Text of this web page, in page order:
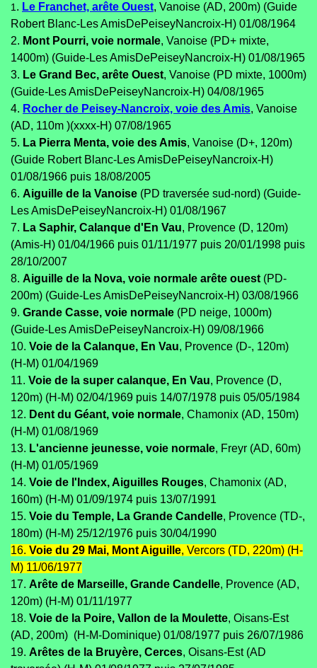
1 . Le Franchet, arête Ouest, Vanoise (AD, 200m) (Guide
Robert Blanc-Les AmisDePeiseyNancroix-H) 01/08/1964
2. Mont Pourri, voie normale, Vanoise (PD+ mixte,
1400m) (Guide-Les AmisDePeiseyNancroix-H) 01/08/1965
3. Le Grand Bec, arête Ouest, Vanoise (PD mixte, 1000m)
(Guide-Les AmisDePeiseyNancroix-H) 04/08/1965
4. Rocher de Peisey-Nancroix, voie des Amis, Vanoise
(AD, 110m )(xxxx-H) 07/08/1965
5. La Pierra Menta, voie des Amis, Vanoise (D+, 120m)
(Guide Robert Blanc-Les AmisDePeiseyNancroix-H)
01/08/1966 puis 18/08/2005
6. Aiguille de la Vanoise (PD traversée sud-nord) (Guide-
Les AmisDePeiseyNancroix-H) 01/08/1967
7. La Saphir, Calanque d'En Vau, Provence (D, 120m)
(Amis-H) 01/04/1966 puis 01/11/1977 puis 20/01/1998 puis
28/10/2007
8. Aiguille de la Nova, voie normale arête ouest (PD-
200m) (Guide-Les AmisDePeiseyNancroix-H) 03/08/1966
9. Grande Casse, voie normale (PD neige, 1000m)
(Guide-Les AmisDePeiseyNancroix-H) 09/08/1966
10. Voie de la Calanque, En Vau, Provence (D-, 120m)
(H-M) 01/04/1969
11. Voie de la super calanque, En Vau, Provence (D,
120m) (H-M) 02/04/1969 puis 14/07/1978 puis 05/05/1984
12. Dent du Géant, voie normale, Chamonix (AD, 150m)
(H-M) 01/08/1969
13. L'ancienne jeunesse, voie normale, Freyr (AD, 60m)
(H-M) 01/05/1969
14. Voie de l'Index, Aiguilles Rouges, Chamonix (AD,
160m) (H-M) 01/09/1974 puis 13/07/1991
15. Voie du Temple, La Grande Candelle, Provence (TD-,
180m) (H-M) 25/12/1976 puis 30/04/1990
16. Voie du 29 Mai, Mont Aiguille, Vercors (TD, 220m) (H-
M) 11/06/1977
17. Arête de Marseille, Grande Candelle, Provence (AD,
120m) (H-M) 01/11/1977
18. Voie de la Poire, Vallon de la Moulette, Oisans-Est
(AD, 200m) (H-M-Dominique) 01/08/1977 puis 26/07/1986
19. Arêtes de la Bruyère, Cerces, Oisans-Est (AD